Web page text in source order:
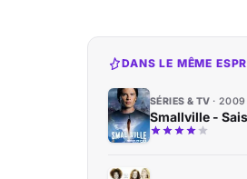
DANS LE MÊME
SÉRIES & TV 2009
Smallville -